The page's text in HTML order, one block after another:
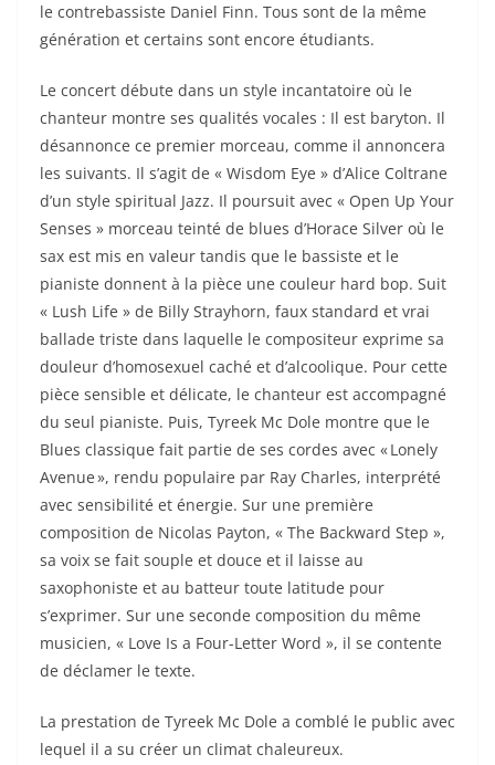
le contrebassiste Daniel Finn. Tous sont de la même
génération et certains sont encore étudiants.
Le concert débute dans un style incantatoire où le
chanteur montre ses qualités vocales : Il est baryton. Il
désannonce ce premier morceau, comme il annoncera
les suivants. Il s’agit de « Wisdom Eye » d’Alice Coltrane
d’un style spiritual Jazz. Il poursuit avec « Open Up Your
Senses » morceau teinté de blues d’Horace Silver où le
sax est mis en valeur tandis que le bassiste et le
pianiste donnent à la pièce une couleur hard bop. Suit
« Lush Life » de Billy Strayhorn, faux standard et vrai
ballade triste dans laquelle le compositeur exprime sa
douleur d’homosexuel caché et d’alcoolique. Pour cette
pièce sensible et délicate, le chanteur est accompagné
du seul pianiste. Puis, Tyreek Mc Dole montre que le
Blues classique fait partie de ses cordes avec « Lonely
Avenue », rendu populaire par Ray Charles, interprété
avec sensibilité et énergie. Sur une première
composition de Nicolas Payton, « The Backward Step »,
sa voix se fait souple et douce et il laisse au
saxophoniste et au batteur toute latitude pour
s’exprimer. Sur une seconde composition du même
musicien, « Love Is a Four-Letter Word », il se contente
de déclamer le texte.
La prestation de Tyreek Mc Dole a comblé le public avec
lequel il a su créer un climat chaleureux.